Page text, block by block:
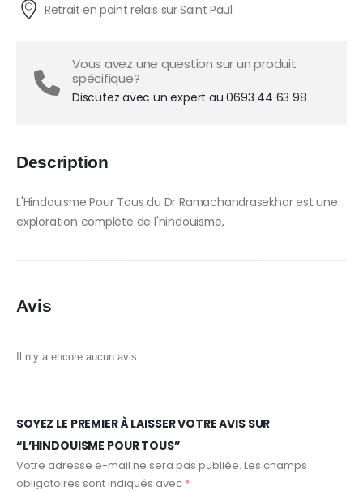
Retrait en point relais sur Saint Paul
Vous avez une question sur un produit
spécifique?
Discutez avec un expert au 0693 44 63 98
Description
L'Hindouisme Pour Tous du Dr Ramachandrasekhar est une
exploration complète de l'hindouisme,
Avis
Il n’y a encore aucun avis
SOYEZ LE PREMIER À LAISSER VOTRE AVIS SUR
“L’HINDOUISME POUR TOUS”
Votre adresse e-mail ne sera pas publiée. Les champs
obligatoires sont indiqués avec *